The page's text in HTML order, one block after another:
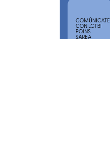
COMÚNICATE
CON LGTBI
POINS
SAREA